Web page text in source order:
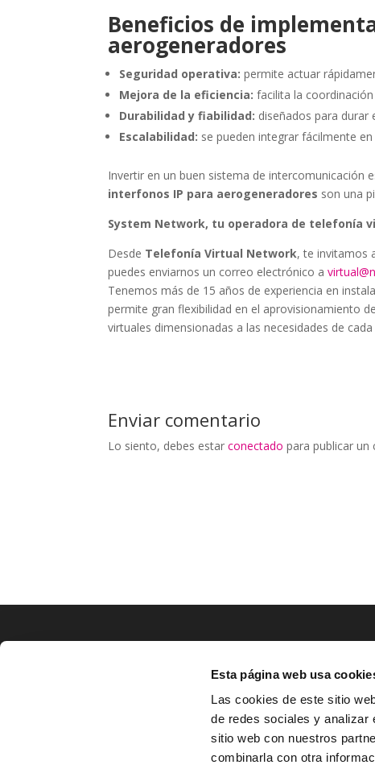
Esta página web usa
Las cookies de este sitio
de redes sociales y analizar
sitio web con nuestros
combinarla con otra
Beneficios de
aerogeneradores
Seguridad operativa: permite actuar
Mejora de la eficiencia: facilita la
Durabilidad y fiabilidad: diseñados para
Escalabilidad: se pueden integrar fácilmente
Invertir en un buen sistema de intercomunicación
interfonos IP para aerogeneradores son una
System Network, tu operadora de telefonía
Desde Telefonía Virtual Network, te invitamos
puedes enviarnos un correo electrónico a
Tenemos más de 15 años de experiencia en
permite gran flexibilidad en el aprovisionamiento
virtuales dimensionadas a las necesidades de cada
Enviar comentario
Lo siento, debes estarconectado para publicar un
LOCALIZACIÓN
Av. Zaragoza, Nº37, 1ºB,
31500 Tudela, Navarra

